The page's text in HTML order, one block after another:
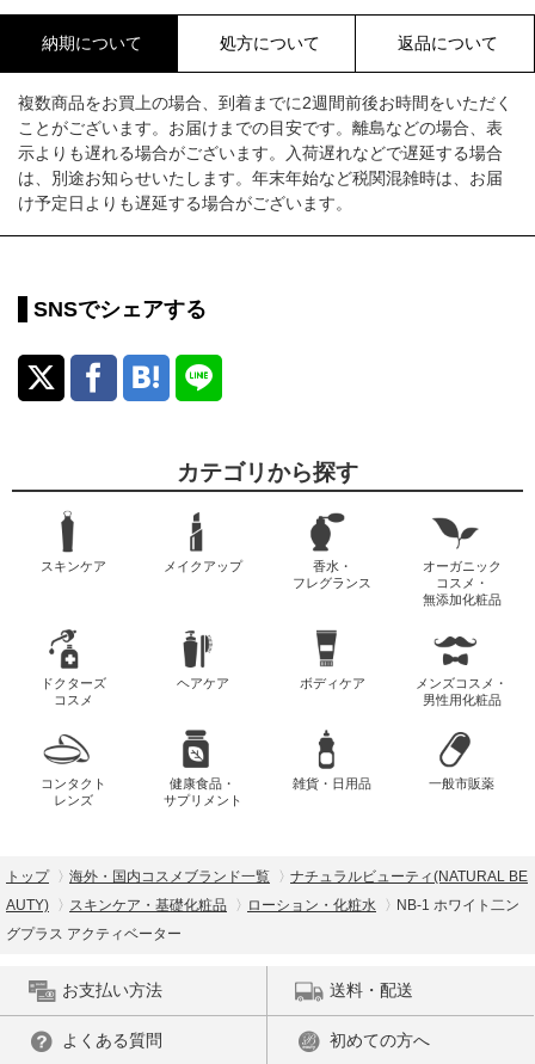
納期について 処方について 返品について
複数商品をお買上の場合、到着までに2週間前後お時間をいただく
ことがございます。お届けまでの目安です。離島などの場合、表
示よりも遅れる場合がございます。入荷遅れなどで遅延する場合
は、別途お知らせいたします。年末年始など税関混雑時は、お届
け予定日よりも遅延する場合がございます。
SNSでシェアする
カテゴリから探す
スキンケア メイクアップ
香水・
フレグランス
オーガニック
コスメ・
無添加化粧品
ドクターズ
コスメ
ヘアケア ボディケア
メンズコスメ・
男性用化粧品
コンタクト
レンズ
健康食品・
サプリメント
雑貨・日用品 一般市販薬
トップ 海外・国内コスメブランド一覧
ナチュラルビューティ(NATURAL BE
AUTY)
スキンケア・基礎化粧品 ローション・化粧水
NB-1 ホワイト二ン
グプラス アクティベーター
お支払い方法 送料・配送
よくある質問 初めての方へ